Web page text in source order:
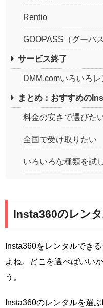
Rentio
GOOPASS（グーパス
サービス終了
DMM.comいろいろ
まとめ：おすすめの
料金の安さで選びた
全国で受け取りたい
いろいろな種類を試
Insta360のレン
Insta360をレンタルでき
よね。どこを選べばいい
う。
Insta360のレンタルを選